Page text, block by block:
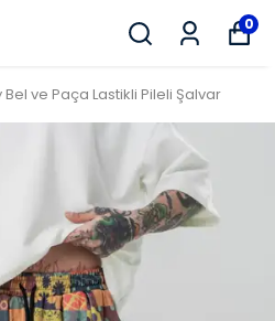
0
ve Paça Lastikli Pileli Şalvar